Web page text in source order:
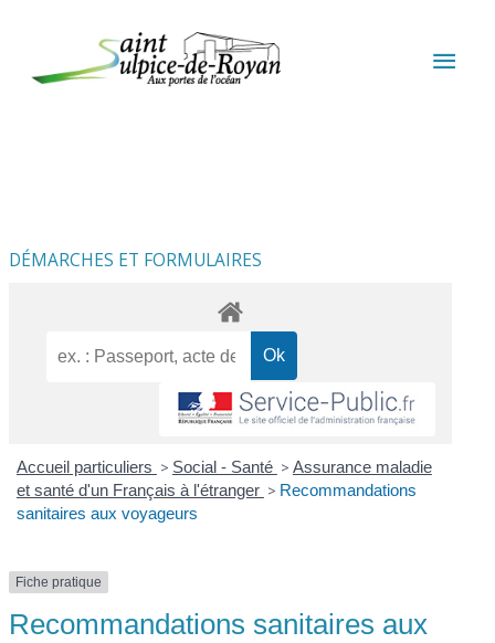
DÉMARCHES ET FORMULAIRES
Accueil particuliers > Social - Santé > Assurance maladie
et santé d'un Français à l'étranger > Recommandations
sanitaires aux voyageurs
Fiche pratique
Recommandations sanitaires aux